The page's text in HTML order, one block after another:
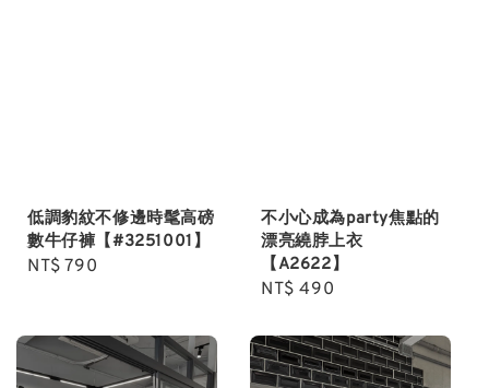
低調豹紋不修邊時髦高磅
數牛仔褲【#3251001】
Regular
NT$ 790
不小心成為party焦點的
漂亮繞脖上衣
【A2622】
Regular
NT$ 490